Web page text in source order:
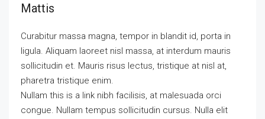
Mattis
Curabitur massa magna, tempor in blandit id, porta in
ligula. Aliquam laoreet nisl massa, at interdum mauris
sollicitudin et. Mauris risus lectus, tristique at nisl at,
pharetra tristique enim.
Nullam this is a link nibh facilisis, at malesuada orci
congue. Nullam tempus sollicitudin cursus. Nulla elit